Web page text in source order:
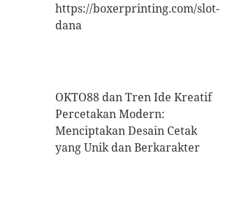
https://boxerprinting.com/slot-
dana
OKTO88 dan Tren Ide Kreatif
Percetakan Modern:
Menciptakan Desain Cetak
yang Unik dan Berkarakter